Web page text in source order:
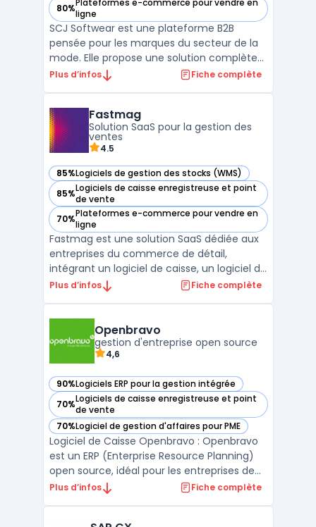
80%Plateformes e-commerce pour vendre en
ligne
— voir Softwear SCJ dans cette catégorie
SCJ Softwear est une plateforme B2B
pensée pour les marques du secteur de la
mode. Elle propose une solution complète
pour gérer efficacement l’activité
permet aux marques de simplifier les
commandes d’entrée de saison et de réa ...
Plus d’infos Fiche complète
Fastmag
Solution SaaS pour la gestion des
ventes
4.5
85%Logiciels de gestion des stocks (WMS)
— voir Fastmag dans cette catégorie
85%Logiciels de caisse enregistreuse et point
de vente
— voir Fastmag dans cette catégorie
70%Plateformes e-commerce pour vendre en
ligne
— voir Fastmag dans cette catégorie
Fastmag est une solution SaaS dédiée aux
entreprises du commerce de détail,
intégrant un logiciel de caisse, un logiciel de
gestion de stock et un logiciel de gestion
points de vente, en optimisant les stocks,
les transa ...
Plus d’infos Fiche complète
Openbravo
gestion d'entreprise open source
4,6
90%Logiciels ERP pour la gestion intégrée
— voir Openbravo dans cette catégorie
70%Logiciels de caisse enregistreuse et point
de vente
— voir Openbravo dans cette catégorie
70%Logiciel de gestion d'affaires pour PME
— voir Openbravo dans cette catégorie
Logiciel de Caisse Openbravo : Openbravo
est un ERP (Enterprise Resource Planning)
open source, idéal pour les entreprises de
petite et moyenne taille. Il permet de gérer
Plus d’infos Fiche complète